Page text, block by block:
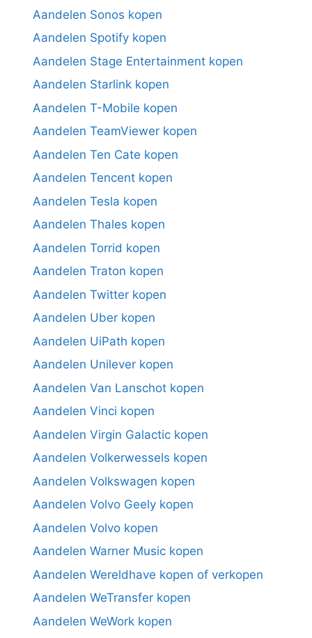
Aandelen Sonos kopen
Aandelen Spotify kopen
Aandelen Stage Entertainment kopen
Aandelen Starlink kopen
Aandelen T-Mobile kopen
Aandelen TeamViewer kopen
Aandelen Ten Cate kopen
Aandelen Tencent kopen
Aandelen Tesla kopen
Aandelen Thales kopen
Aandelen Torrid kopen
Aandelen Traton kopen
Aandelen Twitter kopen
Aandelen Uber kopen
Aandelen UiPath kopen
Aandelen Unilever kopen
Aandelen Van Lanschot kopen
Aandelen Vinci kopen
Aandelen Virgin Galactic kopen
Aandelen Volkerwessels kopen
Aandelen Volkswagen kopen
Aandelen Volvo Geely kopen
Aandelen Volvo kopen
Aandelen Warner Music kopen
Aandelen Wereldhave kopen of verkopen
Aandelen WeTransfer kopen
Aandelen WeWork kopen